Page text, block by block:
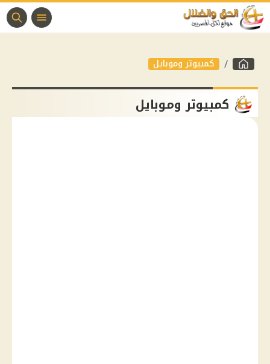
كمبيوتر وموبايل
كمبيوتر وموبايل